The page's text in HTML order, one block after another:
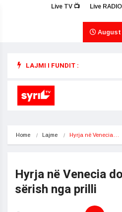
Live TV 📺 Live
August
LAJMI I FUNDIT :
Home Lajme Hyrja në Venecia…
Hyrja në Venecia
sërish nga prilli